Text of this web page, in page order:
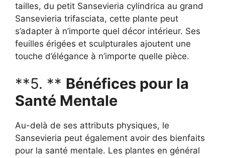
tailles, du petit Sansevieria cylindrica au grand
Sansevieria trifasciata, cette plante peut
s’adapter à n’importe quel décor intérieur. Ses
feuilles érigées et sculpturales ajoutent une
touche d’élégance à n’importe quelle pièce.
**5. ** Bénéfices pour la
Santé Mentale
Au-delà de ses attributs physiques, le
Sansevieria peut également avoir des bienfaits
pour la santé mentale. Les plantes en général